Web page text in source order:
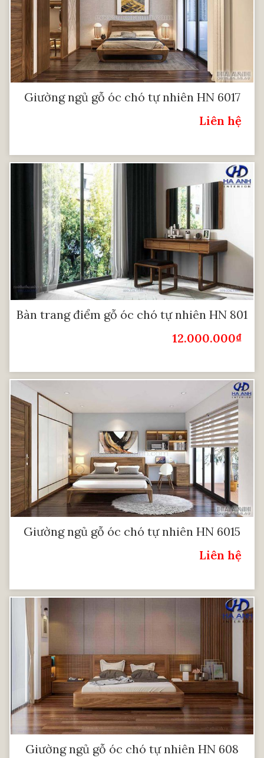
Giường ngủ gỗ óc chó tự nhiên HN 6017
Liên hệ
Bàn trang điểm gỗ óc chó tự nhiên HN 801
12.000.000₫
Giường ngủ gỗ óc chó tự nhiên HN 6015
Liên hệ
Giường ngủ gỗ óc chó tự nhiên HN 608